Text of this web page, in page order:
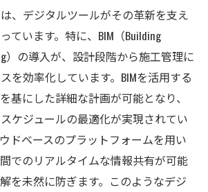
、デジタルツールがその革新を支え
ています。特に、BIM（Building
）の導入が、設計段階から施工管理に
を効率化しています。BIMを活用する
基にした詳細な計画が可能となり、
ケジュールの最適化が実現されてい
ドベースのプラットフォームを用い
でのリアルタイムな情報共有が可能
を未然に防ぎます。このようなデジ